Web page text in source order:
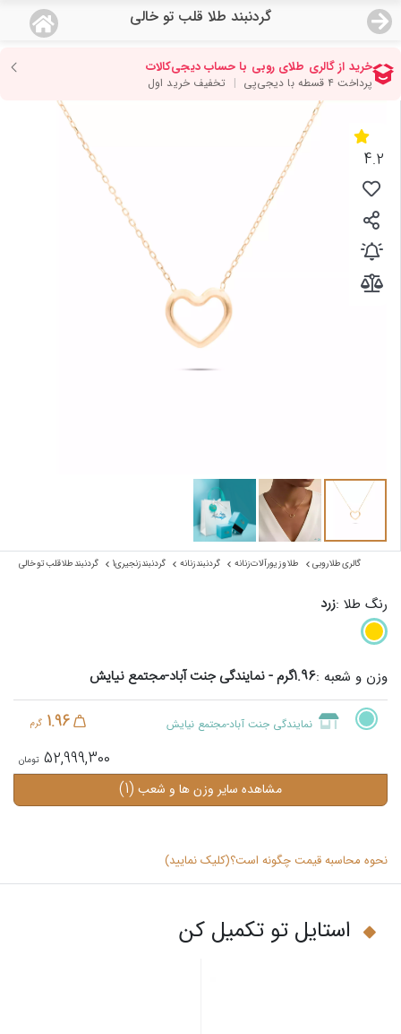
گردنبند طلا قلب تو خالی
منو
صفحه اصلی
دسته بندی محصولات
نمایندگی ها
مجله روبی
درباره ما
4.2
گالری طلا روبی طلا و زیورآلات زنانه گردنبند زنانه گردنبند زنجیری1 گردنبند طلا قلب تو خالی
رنگ طلا :زرد
وزن و شعبه :1.96گرم - نمایندگی جنت آباد-مجتمع نیایش
نمایندگی جنت آباد-مجتمع نیایش 1.96 گرم
52,999,300
مشاهده سایر وزن ها و شعب (1)
نحوه محاسبه قیمت چگونه است؟(کلیک نمایید)
استایل تو تکمیل کن